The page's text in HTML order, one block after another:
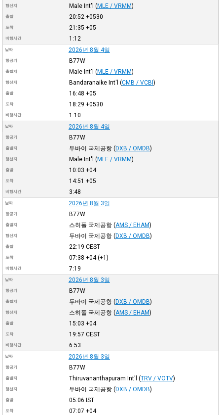
행선지 Male Int'l (MLE / VRMM)
출발 20:52 +0530
도착 21:35 +05
비행시간 1:12
날짜 2026년 8월 4일
항공기 B77W
출발지 Male Int'l (MLE / VRMM)
행선지 Bandaranaike Int'l (CMB / VCBI)
출발 16:48 +05
도착 18:29 +0530
비행시간 1:10
날짜 2026년 8월 4일
항공기 B77W
출발지 두바이 국제공항 (DXB / OMDB)
행선지 Male Int'l (MLE / VRMM)
출발 10:03 +04
도착 14:51 +05
비행시간 3:48
날짜 2026년 8월 3일
항공기 B77W
출발지 스히폴 국제공항 (AMS / EHAM)
행선지 두바이 국제공항 (DXB / OMDB)
출발 22:19 CEST
도착 07:38 +04(+1)
비행시간 7:19
날짜 2026년 8월 3일
항공기 B77W
출발지 두바이 국제공항 (DXB / OMDB)
행선지 스히폴 국제공항 (AMS / EHAM)
출발 15:03 +04
도착 19:57 CEST
비행시간 6:53
날짜 2026년 8월 3일
항공기 B77W
출발지 Thiruvananthapuram Int'l (TRV / VOTV)
행선지 두바이 국제공항 (DXB / OMDB)
출발 05:06 IST
도착 07:07 +04